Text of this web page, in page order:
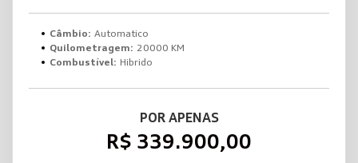
Câmbio: Automatico
Quilometragem: 20000 KM
Combustível: Hibrido
POR APENAS
R$ 339.900,00